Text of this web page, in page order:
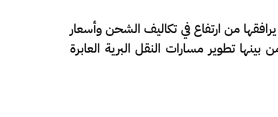
من ارتفاع في تكاليف الشحن وأسعار
تطوير مسارات النقل البرية العابرة